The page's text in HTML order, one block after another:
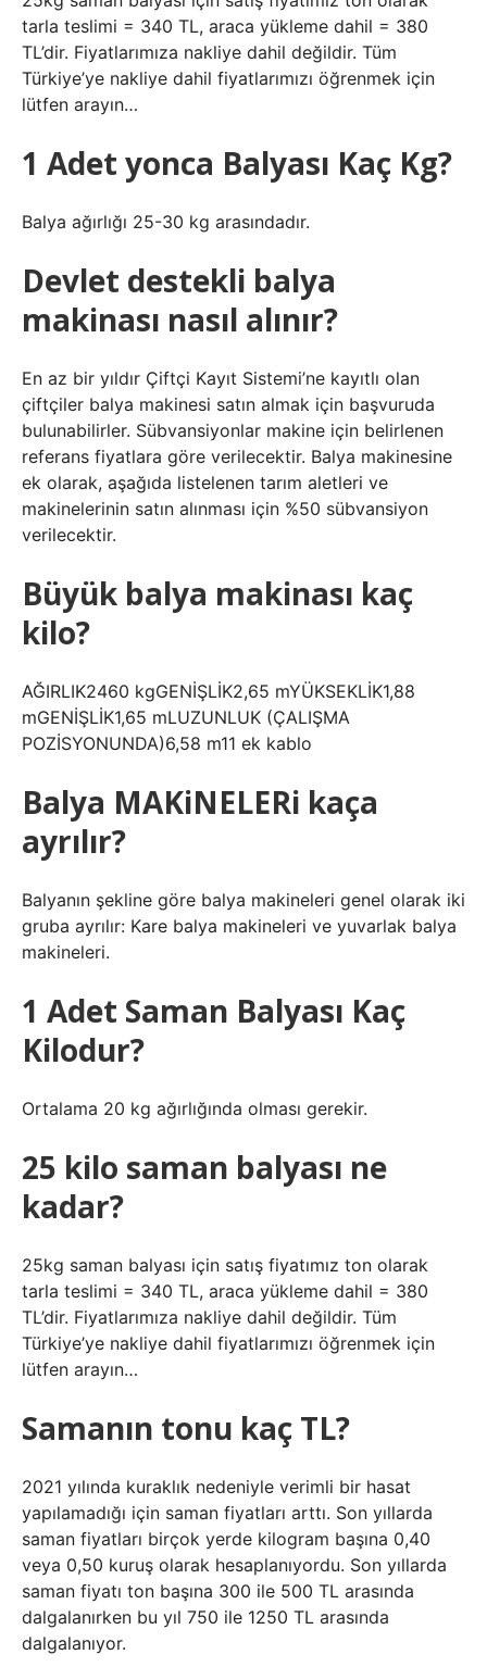
tarla teslimi = 340 TL, araca yükleme dahil = 380
TL’dir. Fiyatlarımıza nakliye dahil değildir. Tüm
Türkiye’ye nakliye dahil fiyatlarımızı öğrenmek için
lütfen arayın…
1 Adet yonca Balyası Kaç Kg?
Balya ağırlığı 25-30 kg arasındadır.
Devlet destekli balya
makinası nasıl alınır?
En az bir yıldır Çiftçi Kayıt Sistemi’ne kayıtlı olan
çiftçiler balya makinesi satın almak için başvuruda
bulunabilirler. Sübvansiyonlar makine için belirlenen
referans fiyatlara göre verilecektir. Balya makinesine
ek olarak, aşağıda listelenen tarım aletleri ve
makinelerinin satın alınması için %50 sübvansiyon
verilecektir.
Büyük balya makinası kaç
kilo?
AĞIRLIK2460 kgGENİŞLİK2,65 mYÜKSEKLİK1,88
mGENİŞLİK1,65 mLUZUNLUK (ÇALIŞMA
POZİSYONUNDA)6,58 m11 ek kablo
Balya MAKiNELERi kaça
ayrılır?
Balyanın şekline göre balya makineleri genel olarak iki
gruba ayrılır: Kare balya makineleri ve yuvarlak balya
makineleri.
1 Adet Saman Balyası Kaç
Kilodur?
Ortalama 20 kg ağırlığında olması gerekir.
25 kilo saman balyası ne
kadar?
25kg saman balyası için satış fiyatımız ton olarak
tarla teslimi = 340 TL, araca yükleme dahil = 380
TL’dir. Fiyatlarımıza nakliye dahil değildir. Tüm
Türkiye’ye nakliye dahil fiyatlarımızı öğrenmek için
lütfen arayın…
Samanın tonu kaç TL?
2021 yılında kuraklık nedeniyle verimli bir hasat
yapılamadığı için saman fiyatları arttı. Son yıllarda
saman fiyatları birçok yerde kilogram başına 0,40
veya 0,50 kuruş olarak hesaplanıyordu. Son yıllarda
saman fiyatı ton başına 300 ile 500 TL arasında
dalgalanırken bu yıl 750 ile 1250 TL arasında
dalgalanıyor.